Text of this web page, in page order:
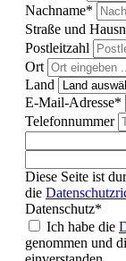
Nachname*
Straße und
Postleitzahl
Ort
Land
E-Mail-Adresse*
Telefonnummer
Diese Seite ist
die
Datenschutz*
Ich habe die
genommen und